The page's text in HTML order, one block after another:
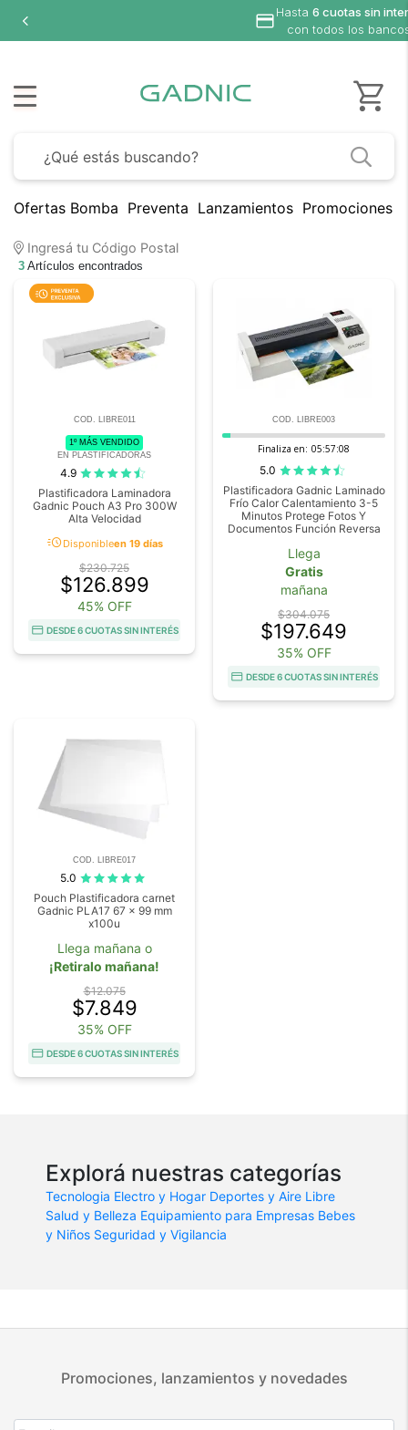
Hasta 6 cuotas sin
con todos los
Ofertas Bomba Preventa Lanzamientos Promociones
Ingresá tu Código Postal
3 Artículos encontrados
COD. LIBRE011
1º MÁS VENDIDO
EN PLASTIFICADORAS
4.9
Plastificadora Laminadora
Gadnic Pouch A3 Pro 300W
Alta Velocidad
acuteDisponibleen 19 días
$230.725
$126.899
45% OFF
DESDE 6 CUOTAS SIN INTERÉS
COD. LIBRE003
Finaliza en: 05:57:08
5.0
Plastificadora Gadnic Laminado
Frío Calor Calentamiento 3-5
Minutos Protege Fotos Y
Documentos Función Reversa
Llega
Gratis
mañana
$304.075
$197.649
35% OFF
DESDE 6 CUOTAS SIN INTERÉS
COD. LIBRE017
5.0
Pouch Plastificadora carnet
Gadnic PLA17 67 x 99 mm
x100u
Llega mañana o
¡Retiralo mañana!
$12.075
$7.849
35% OFF
DESDE 6 CUOTAS SIN INTERÉS
Explorá nuestras categorías
Tecnologia Electro y Hogar Deportes y Aire Libre
Salud y Belleza Equipamiento para Empresas Bebes
y Niños Seguridad y Vigilancia
Promociones, lanzamientos y novedades